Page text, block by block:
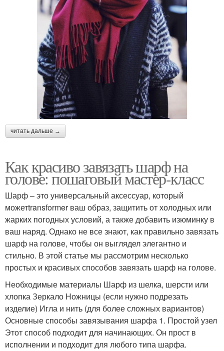
читать дальше →
Как красиво завязать шарф на
голове: пошаговый мастер-класс
Шарф – это универсальный аксессуар, который
можетtransformer ваш образ, защитить от холодных или
жарких погодных условий, а также добавить изюминку в
ваш наряд. Однако не все знают, как правильно завязать
шарф на голове, чтобы он выглядел элегантно и
стильно. В этой статье мы рассмотрим несколько
простых и красивых способов завязать шарф на голове.
Необходимые материалы Шарф из шелка, шерсти или
хлопка Зеркало Ножницы (если нужно подрезать
изделие) Игла и нить (для более сложных вариантов)
Основные способы завязывания шарфа 1. Простой узел
Этот способ подходит для начинающих. Он прост в
исполнении и подходит для любого типа шарфа.